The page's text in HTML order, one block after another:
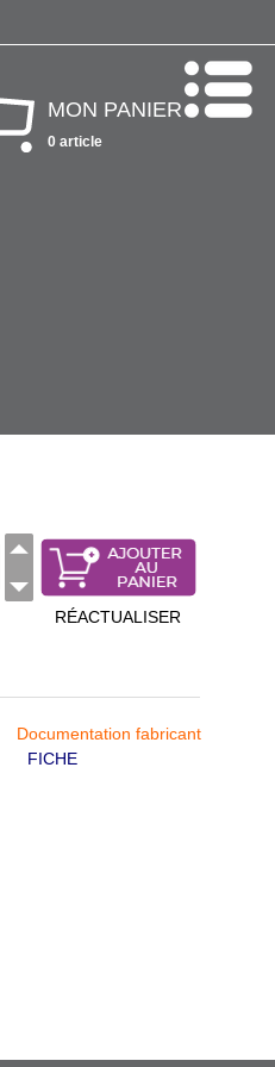
MON PANIER
0 article
RÉACTUALISER
Documentation fabricant
FICHE